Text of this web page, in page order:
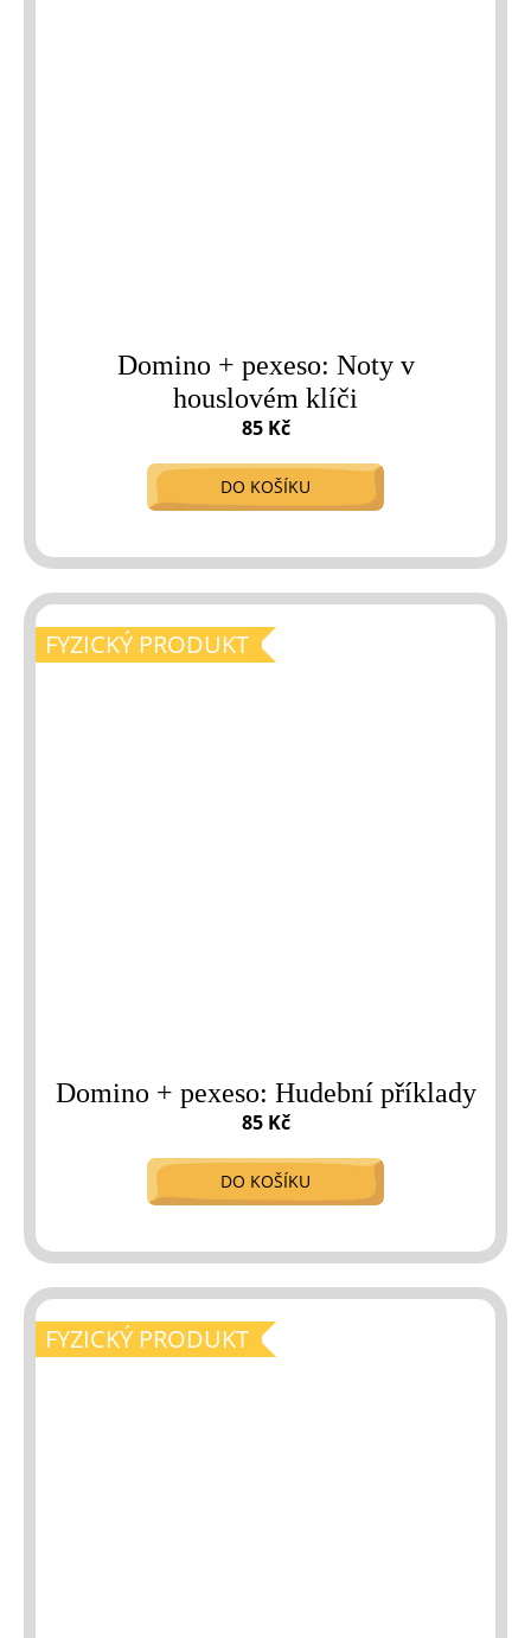
Domino + pexeso: Noty v
houslovém klíči
85 Kč
DO KOŠÍKU
FYZICKÝ PRODUKT
Domino + pexeso: Hudební příklady
85 Kč
DO KOŠÍKU
FYZICKÝ PRODUKT